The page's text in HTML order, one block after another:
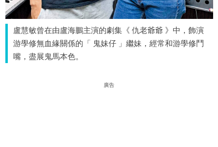
盧慧敏曾在由盧海鵬主演的劇集《 仇老爺爺 》中，飾演
游學修無血緣關係的「 鬼妹仔 」繼妹，經常和游學修鬥
嘴，盡展鬼馬本色。
廣告